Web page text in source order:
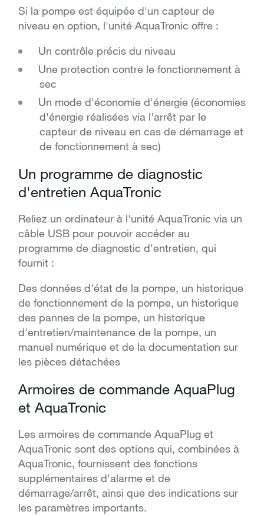
Si la pompe est équipée d'un capteur de
niveau en option, l'unité AquaTronic offre :
Un contrôle précis du niveau
Une protection contre le fonctionnement à
sec
Un mode d'économie d'énergie (économies
d'énergie réalisées via l'arrêt par le
capteur de niveau en cas de démarrage et
de fonctionnement à sec)
Un programme de diagnostic
d'entretien AquaTronic
Reliez un ordinateur à l'unité AquaTronic via un
câble USB pour pouvoir accéder au
programme de diagnostic d'entretien, qui
fournit :
Des données d'état de la pompe, un historique
de fonctionnement de la pompe, un historique
des pannes de la pompe, un historique
d'entretien/maintenance de la pompe, un
manuel numérique et de la documentation sur
les pièces détachées
Armoires de commande AquaPlug
et AquaTronic
Les armoires de commande AquaPlug et
AquaTronic sont des options qui, combinées à
AquaTronic, fournissent des fonctions
supplémentaires d'alarme et de
démarrage/arrêt, ainsi que des indications sur
les paramètres importants.